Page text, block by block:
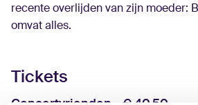
recente overlijden van zijn moeder:
omvat alles.
Tickets